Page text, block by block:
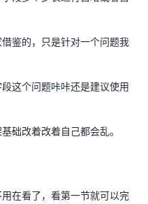
鉴的，只是针对一个问题我
这个问题咔咔还是建议使用
础改着改着自己都会乱。
在看了，看第一节就可以完